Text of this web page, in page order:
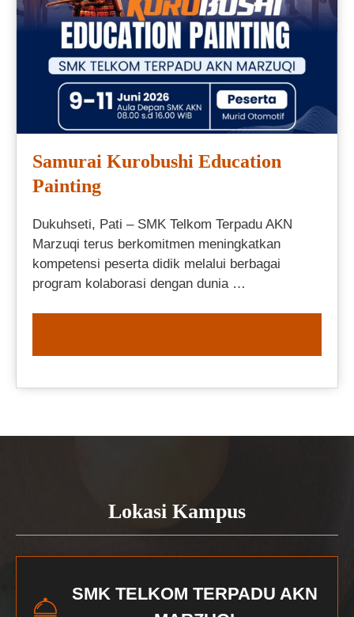
Samurai Kurobushi Education
Painting
Dukuhseti, Pati – SMK Telkom Terpadu AKN
Marzuqi terus berkomitmen meningkatkan
kompetensi peserta didik melalui berbagai
program kolaborasi dengan dunia …
Lokasi Kampus
SMK TELKOM TERPADU AKN